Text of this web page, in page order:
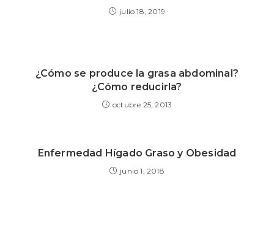
julio 18, 2019
¿Cómo se produce la grasa abdominal?
¿Cómo reducirla?
octubre 25, 2013
Enfermedad Hígado Graso y Obesidad
junio 1, 2018